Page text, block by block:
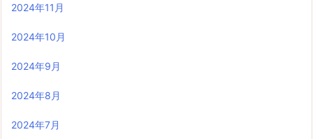
2024年11月
2024年10月
2024年9月
2024年8月
2024年7月